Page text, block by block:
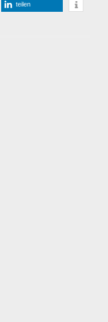
teilen